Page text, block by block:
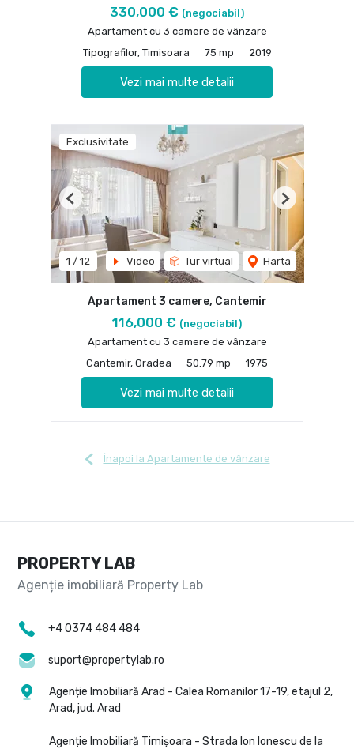
330,000 € (negociabil)
Apartament cu 3 camere de vânzare
Tipografilor, Timisoara
75 mp 2019
Vezi mai multe detalii
Exclusivitate
1 / 12 Video Tur virtual Harta
Previous Next
Apartament 3 camere, Cantemir
116,000 € (negociabil)
Apartament cu 3 camere de vânzare
Cantemir, Oradea
50.79 mp 1975
Vezi mai multe detalii
Înapoi la Apartamente de vânzare
PROPERTY LAB
+4 0374 484 484
suport@propertylab.ro
Agenție Imobiliară Arad - Calea Romanilor 17-19, etajul 2,
Arad, jud. Arad
Agenție Imobiliară Timișoara - Strada Ion Ionescu de la